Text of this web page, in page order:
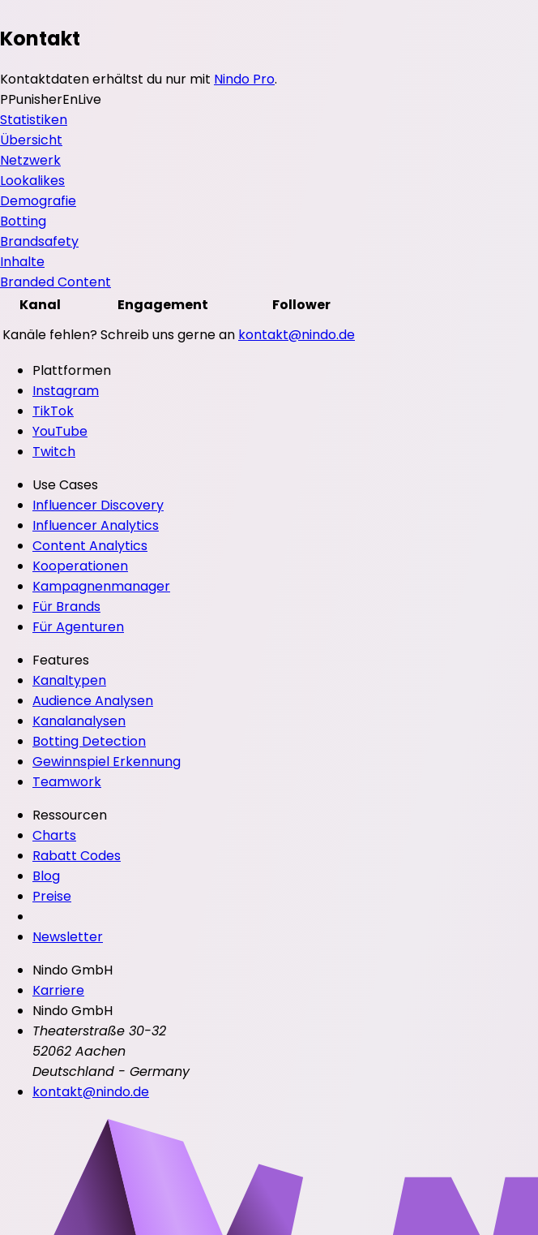
Kontakt
Kontaktdaten erhältst du nur mit Nindo Pro.
PPunisherEnLive
Statistiken
Übersicht
Netzwerk
Lookalikes
Demografie
Botting
Brandsafety
Inhalte
Branded Content
Kanal
Engagement
Follower
Kanäle fehlen? Schreib uns gerne an kontakt@nindo.de
Plattformen
Instagram
TikTok
YouTube
Twitch
Use Cases
Influencer Discovery
Influencer Analytics
Content Analytics
Kooperationen
Kampagnenmanager
Für Brands
Für Agenturen
Features
Kanaltypen
Audience Analysen
Kanalanalysen
Botting Detection
Gewinnspiel Erkennung
Teamwork
Ressourcen
Charts
Rabatt Codes
Blog
Preise
Newsletter
Nindo GmbH
Karriere
Nindo GmbH
Theaterstraße 30-32
52062 Aachen
Deutschland - Germany
kontakt@nindo.de